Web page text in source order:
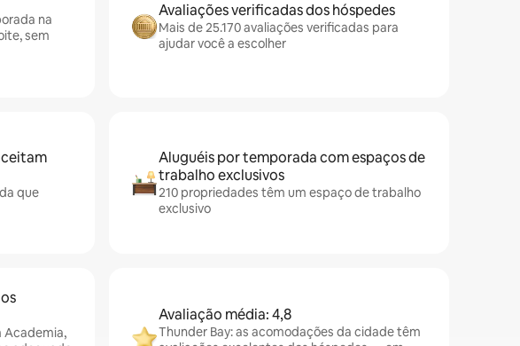
na
sem
Avaliações verificadas dos hóspedes
Mais de 25.170 avaliações verificadas para
ajudar você a escolher
que
Aluguéis por temporada com espaços de
trabalho exclusivos
210 propriedades têm um espaço de trabalho
exclusivo
Academia,
Avaliação média: 4,8
Thunder Bay: as acomodações da cidade têm